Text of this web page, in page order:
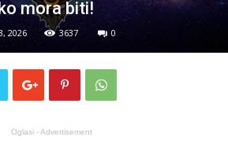
mora biti!
2026 3637 0
Oglasi - Advertisement